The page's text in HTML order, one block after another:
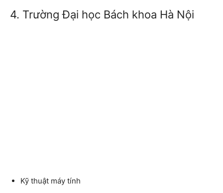
4. Trường Đại học Bách khoa Hà Nội
Kỹ thuật máy tính